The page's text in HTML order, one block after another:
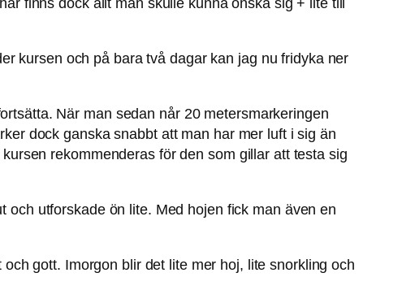
kursen och på bara två dagar kan jag nu fridyka ner
När man sedan når 20 metersmarkeringen
dock ganska snabbt att man har mer luft i sig än
rekommenderas för den som gillar att testa sig
utforskade ön lite. Med hojen fick man även en
gott. Imorgon blir det lite mer hoj, lite snorkling och